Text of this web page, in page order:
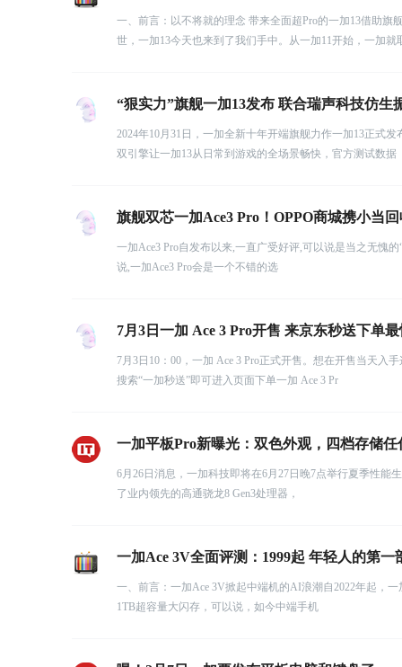
一、前言：以不将就的理念 带来全面超Pro的一加13借助
世，一加13今天也来到了我们手中。从一加11开始，一加就
“狠实力”旗舰一加13发布 联合瑞声科技仿
2024年10月31日，一加全新十年开端旗舰力作一加13正式
双引擎让一加13从日常到游戏的全场景畅快，官方测试数据
旗舰双芯一加Ace3 Pro！OPPO商城携小当
一加Ace3 Pro自发布以来,一直广受好评,可以说是当之无愧
说,一加Ace3 Pro会是一个不错的选
7月3日一加 Ace 3 Pro开售 来京东秒送下单
7月3日10：00，一加 Ace 3 Pro正式开售。想在开售当天
搜索“一加秒送”即可进入页面下单一加 Ace 3 Pr
一加平板Pro新曝光：双色外观，四档存储任
6月26日消息，一加科技即将在6月27日晚7点举行夏季性能
了业内领先的高通骁龙8 Gen3处理器，
一加Ace 3V全面评测：1999起 年轻人的第一
一、前言：一加Ace 3V掀起中端机的AI浪潮自2022年起，
1TB超容量大闪存，可以说，如今中端手机